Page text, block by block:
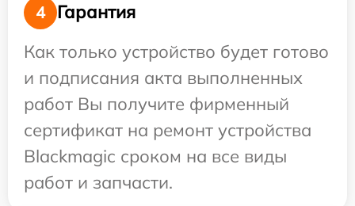
4
Гарантия
Как только устройство будет готово
и подписания акта выполненных
работ Вы получите фирменный
сертификат на ремонт устройства
Blackmagic сроком на все виды
работ и запчасти.